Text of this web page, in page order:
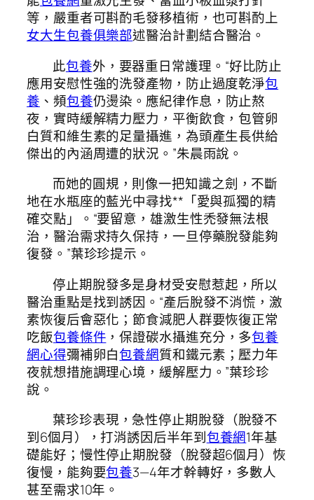
等，嚴重者可斟酌毛發移植術，也可斟酌上
女大生包養俱樂部述醫治計劃結合醫治。
此包養外，要器重日常護理。“好比防止
應用安慰性強的洗發產物，防止過度乾淨包
養 、頻包養仍燙染。應紀律作息，防止熬
夜，實時緩解精力壓力，平衡飲食，包管卵
白質和維生素的足量攝進，為頭產生長供給
傑出的內涵周遭的狀況。”朱晨雨說。
而她的圓規，則像一把知識之劍，不斷
地在水瓶座的藍光中尋找**「愛與孤獨的精
確交點」。“要留意，雄激生性禿發無法根
治，醫治需求持久保持，一旦停藥脫發能夠
復發。”葉珍珍提示。
停止期脫發多是身材受安慰惹起，所以
醫治重點是找到誘因。“產后脫發不消慌，激
素恢復后會惡化；節食減肥人群要恢復正常
吃飯包養條件 ，保證碳水攝進充分，多包養
網心得彌補卵白包養網質和鐵元素；壓力年
夜就想措施調理心境，緩解壓力。”葉珍珍
說。
葉珍珍表現，急性停止期脫發（脫發不
到6個月），打消誘因后半年到包養網1年基
礎能好；慢性停止期脫發（脫發超6個月）恢
復慢，能夠要包養3—4年才幹轉好，多數人
甚至需求10年。